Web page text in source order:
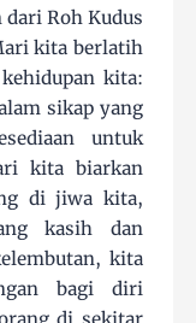
Roh Kudus
kita berlatih
kita:
sikap yang
untuk
kita biarkan
di jiwa kita,
kasih dan
kita
bagi diri